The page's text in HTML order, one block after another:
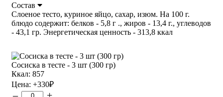
Состав
Слоеное тесто, куриное яйцо, сахар, изюм. На 100 г.
блюдо содержит: белков - 5,8 г ., жиров - 13,4 г., углеводов
- 43,1 гр. Энергетическая ценность - 313,8 ккал
Сосиска в тесте - 3 шт (300 гр)
Ккал: 857
Цена: +330₽